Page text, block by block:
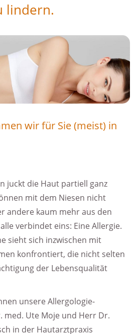
lindern.
wir für Sie (meist) in
juckt die Haut partiell ganz
mit dem Niesen nicht
andere kaum mehr aus den
verbindet eins: Eine Allergie.
sieht sich inzwischen mit
konfrontiert, die nicht selten
der Lebensqualität
unsere Allergologie-
med. Ute Moje und Herr Dr.
in der Hautarztpraxis